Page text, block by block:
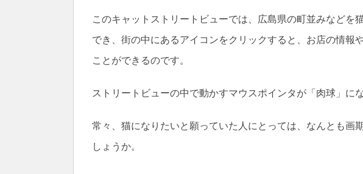
このキャットストリートビューでは、広島県の町並みなどを
でき、街の中にあるアイコンをクリックすると、お店の情報
ことができるのです。
ストリートビューの中で動かすマウスポインタが「肉球」に
常々、猫になりたいと願っていた人にとっては、なんとも画
しょうか。